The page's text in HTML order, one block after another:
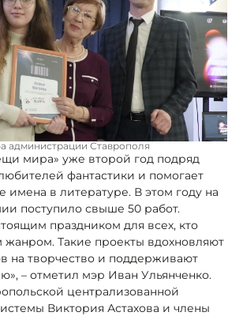
администрации Ставрополя
мира» уже второй год подряд
фантастики и помогает
имена в литературе. В этом году на
поступило свыше 50 работ.
праздником для всех, кто
жанром. Такие проекты вдохновляют
на творчество и поддерживают
– отметил мэр Иван Ульянченко.
централизованной
Виктория Астахова и члены